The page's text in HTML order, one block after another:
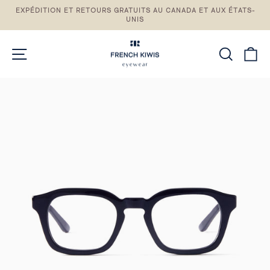
Passez
contenu
du
diaporama
EXPÉDITION ET RETOURS GRATUITS AU CANADA ET AUX ÉTATS-
UNIS
NAVIGATION DU SITE